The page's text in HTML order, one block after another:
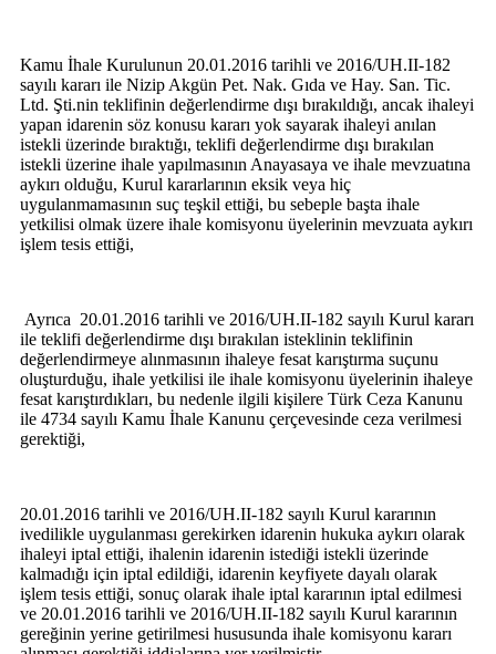
Kamu İhale Kurulunun 20.01.2016 tarihli ve 2016/UH.II-182
sayılı kararı ile Nizip Akgün Pet. Nak. Gıda ve Hay. San. Tic.
Ltd. Şti.nin teklifinin değerlendirme dışı bırakıldığı, ancak ihaleyi
yapan idarenin söz konusu kararı yok sayarak ihaleyi anılan
istekli üzerinde bıraktığı, teklifi değerlendirme dışı bırakılan
istekli üzerine ihale yapılmasının Anayasaya ve ihale mevzuatına
aykırı olduğu, Kurul kararlarının eksik veya hiç
uygulanmamasının suç teşkil ettiği, bu sebeple başta ihale
yetkilisi olmak üzere ihale komisyonu üyelerinin mevzuata aykırı
işlem tesis ettiği,
Ayrıca 20.01.2016 tarihli ve 2016/UH.II-182 sayılı Kurul kararı
ile teklifi değerlendirme dışı bırakılan isteklinin teklifinin
değerlendirmeye alınmasının ihaleye fesat karıştırma suçunu
oluşturduğu, ihale yetkilisi ile ihale komisyonu üyelerinin ihaleye
fesat karıştırdıkları, bu nedenle ilgili kişilere Türk Ceza Kanunu
ile 4734 sayılı Kamu İhale Kanunu çerçevesinde ceza verilmesi
gerektiği,
20.01.2016 tarihli ve 2016/UH.II-182 sayılı Kurul kararının
ivedilikle uygulanması gerekirken idarenin hukuka aykırı olarak
ihaleyi iptal ettiği, ihalenin idarenin istediği istekli üzerinde
kalmadığı için iptal edildiği, idarenin keyfiyete dayalı olarak
işlem tesis ettiği, sonuç olarak ihale iptal kararının iptal edilmesi
ve 20.01.2016 tarihli ve 2016/UH.II-182 sayılı Kurul kararının
gereğinin yerine getirilmesi hususunda ihale komisyonu kararı